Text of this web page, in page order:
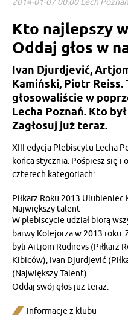
Kto najlepszy
Oddaj głos w
Ivan Djurdjević,
Kamiński, Piotr Reiss.
głosowaliście w
Lecha Poznań. Kto
Zagłosuj już teraz.
XIII edycja Plebiscytu Lecha
końca stycznia. Pośpiesz się i
czterech kategoriach:
Piłkarz Roku 2013
Największy talent
W plebiscycie udział biorą
barwy Kolejorza w 2013
byli Artjom Rudnevs (Piłkarz
Kibiców), Ivan Djurdjević
(Największy Talent).
Oddaj swój głos już teraz.
Informacje z klubu